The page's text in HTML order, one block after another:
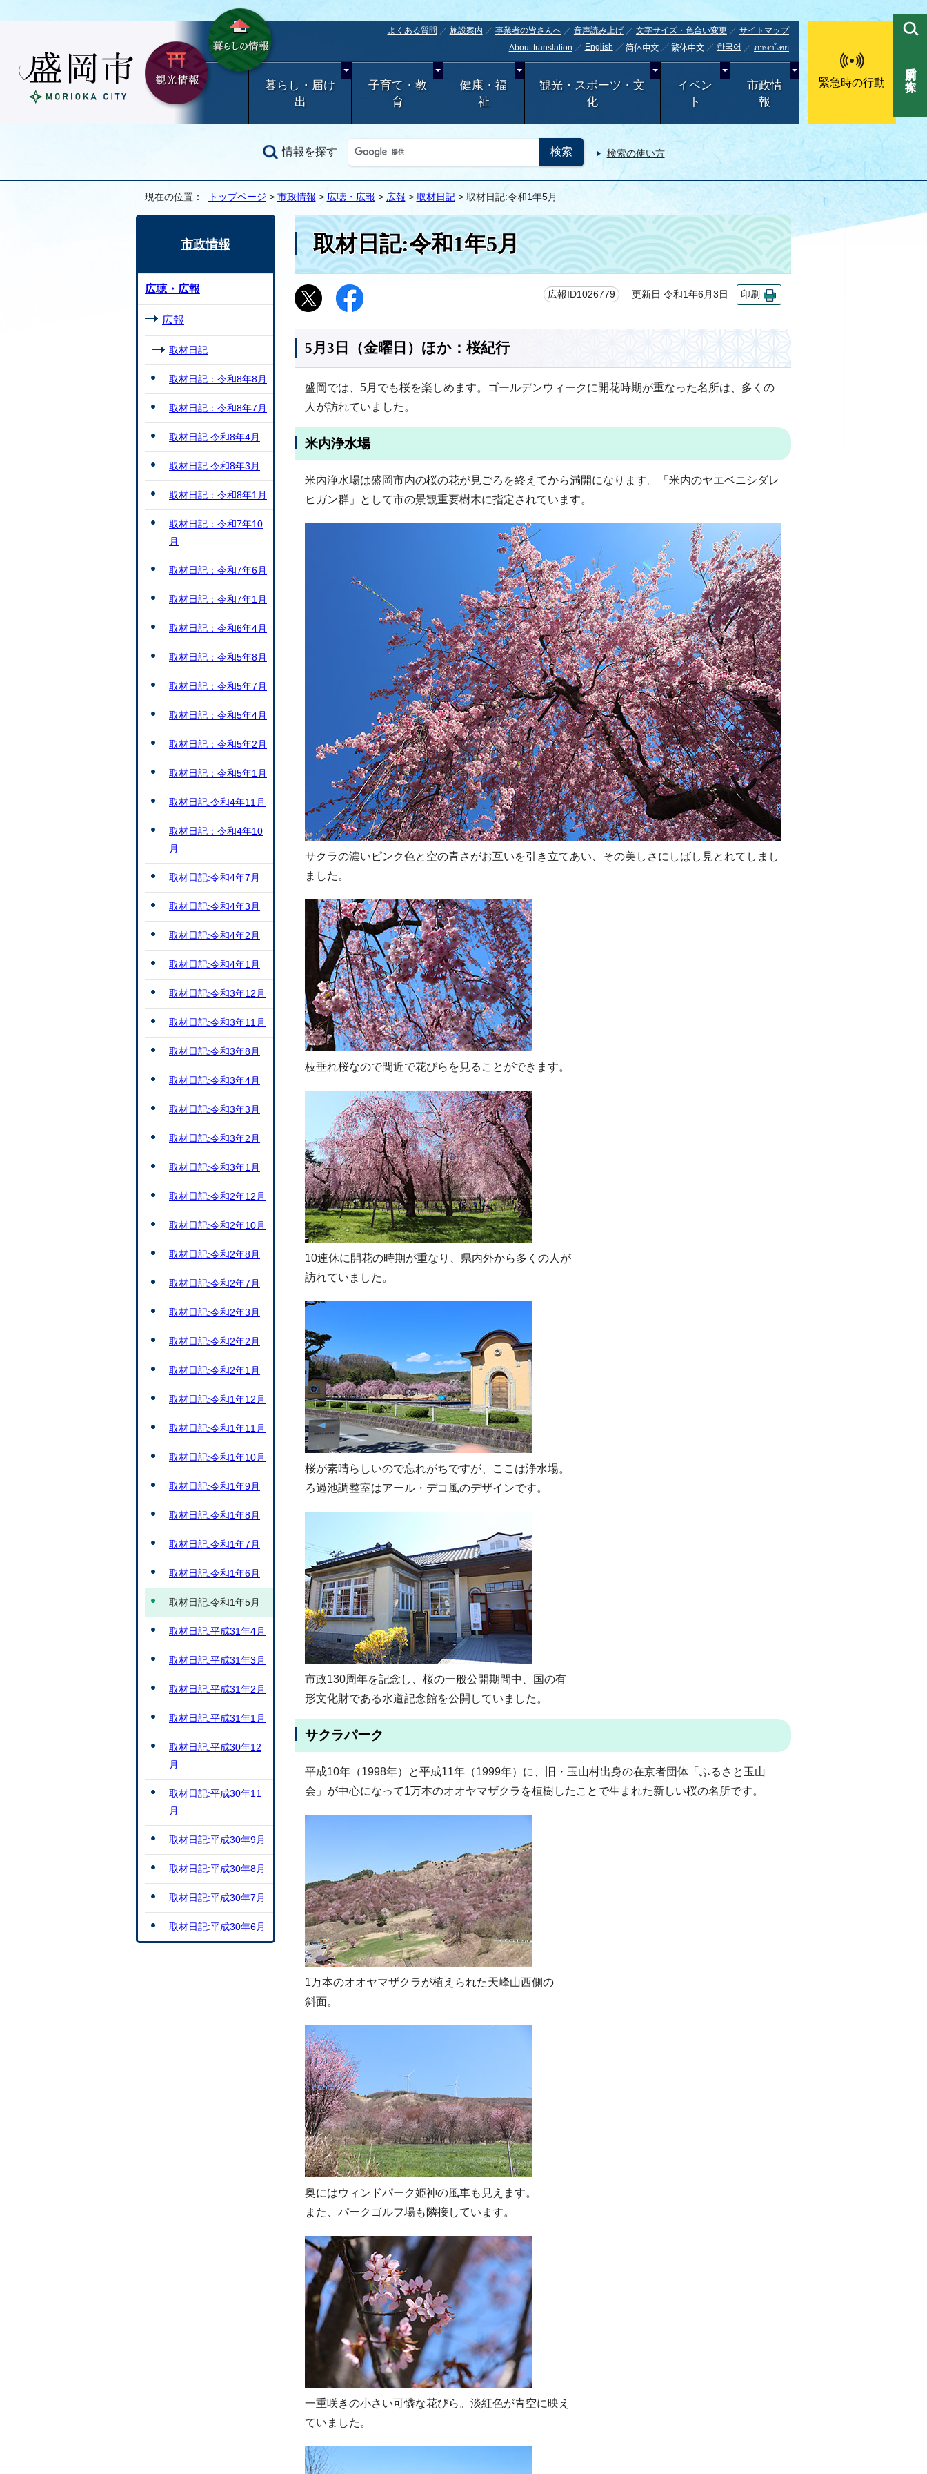
よくある質問 施設案内 事業者の皆さんへ 音声読み上げ 文字サイズ・色合い変更
サイトマップ
About translation
English 简体中文 繁体中文 한국어 ภาษาไทย
暮らし・届け
出
子育て・教
育
健康・福
祉
観光・スポーツ・文
化
イベン
ト
市政情
報
緊急時の行動
情報を探す 検索の使い方
目的別で探す
現在の位置： トップページ > 市政情報 > 広聴・広報 > 広報 > 取材日記> 取材日記:令和1年5月
取材日記:令和1年5月
広報ID1026779 更新日 令和1年6月3日 印刷
5月3日（金曜日）ほか：桜紀行
盛岡では、5月でも桜を楽しめます。ゴールデンウィークに開花時期が重なった名所は、多くの
人が訪れていました。
米内浄水場
米内浄水場は盛岡市内の桜の花が見ごろを終えてから満開になります。「米内のヤエベニシダレ
ヒガン群」として市の景観重要樹木に指定されています。
サクラの濃いピンク色と空の青さがお互いを引き立てあい、その美しさにしばし見とれてしまし
ました。
枝垂れ桜なので間近で花びらを見ることができます。
10連休に開花の時期が重なり、県内外から多くの人が
訪れていました。
桜が素晴らしいので忘れがちですが、ここは浄水場。
ろ過池調整室はアール・デコ風のデザインです。
市政130周年を記念し、桜の一般公開期間中、国の有
形文化財である水道記念館を公開していました。
サクラパーク
平成10年（1998年）と平成11年（1999年）に、旧・玉山村出身の在京者団体「ふるさと玉山
会」が中心になって1万本のオオヤマザクラを植樹したことで生まれた新しい桜の名所です。
1万本のオオヤマザクラが植えられた天峰山西側の
斜面。
奥にはウィンドパーク姫神の風車も見えます。
また、パークゴルフ場も隣接しています。
一重咲きの小さい可憐な花びら。淡紅色が青空に映え
ていました。
市政情報
広聴・広報
広報
取材日記
取材日記：令和8年8月
取材日記：令和8年7月
取材日記:令和8年4月
取材日記:令和8年3月
取材日記：令和8年1月
取材日記：令和7年10
月
取材日記：令和7年6月
取材日記：令和7年1月
取材日記：令和6年4月
取材日記：令和5年8月
取材日記：令和5年7月
取材日記：令和5年4月
取材日記：令和5年2月
取材日記：令和5年1月
取材日記:令和4年11月
取材日記：令和4年10
月
取材日記:令和4年7月
取材日記:令和4年3月
取材日記:令和4年2月
取材日記:令和4年1月
取材日記:令和3年12月
取材日記:令和3年11月
取材日記:令和3年8月
取材日記:令和3年4月
取材日記:令和3年3月
取材日記:令和3年2月
取材日記:令和3年1月
取材日記:令和2年12月
取材日記:令和2年10月
取材日記:令和2年8月
取材日記:令和2年7月
取材日記:令和2年3月
取材日記:令和2年2月
取材日記:令和2年1月
取材日記:令和1年12月
取材日記:令和1年11月
取材日記:令和1年10月
取材日記:令和1年9月
取材日記:令和1年8月
取材日記:令和1年7月
取材日記:令和1年6月
取材日記:令和1年5月
取材日記:平成31年4月
取材日記:平成31年3月
取材日記:平成31年2月
取材日記:平成31年1月
取材日記:平成30年12
月
取材日記:平成30年11
月
取材日記:平成30年9月
取材日記:平成30年8月
取材日記:平成30年7月
取材日記:平成30年6月